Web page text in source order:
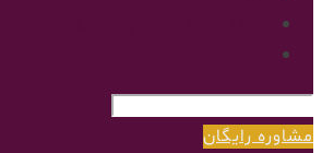
مشاوره رایگان